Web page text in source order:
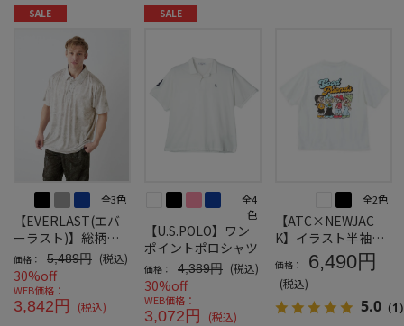
SALE
全3色
【EVERLAST(エバ
ーラスト)】総柄プ
リントポロシャツ
価格： 5,489円 (税込)
30%off
WEB価格：
3,842円 (税込)
SALE
全4
色
【U.S.POLO】ワン
ポイントポロシャツ
価格： 4,389円 (税込)
30%off
WEB価格：
3,072円 (税込)
全2色
【ATC×NEWJAC
K】イラスト半袖T
シャツ＊カタログ商
品
価格： 6,490円
(税込)
5.0 （1